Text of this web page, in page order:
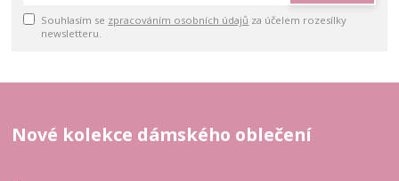
Souhlasím se zpracováním osobních údajů za účelem rozesílky
newsletteru.
Nové kolekce dámského oblečení